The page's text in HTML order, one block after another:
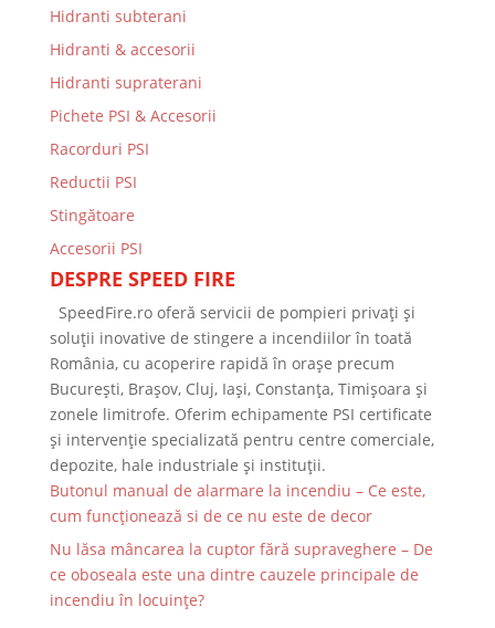
Hidranti subterani
Hidranti & accesorii
Hidranti supraterani
Pichete PSI & Accesorii
Racorduri PSI
Reductii PSI
Stingătoare
Accesorii PSI
DESPRE SPEED FIRE
SpeedFire.ro oferă servicii de pompieri privați și
soluții inovative de stingere a incendiilor în toată
România, cu acoperire rapidă în orașe precum
București, Brașov, Cluj, Iași, Constanța, Timișoara și
zonele limitrofe. Oferim echipamente PSI certificate
și intervenție specializată pentru centre comerciale,
depozite, hale industriale și instituții.
Butonul manual de alarmare la incendiu – Ce este,
cum funcționează si de ce nu este de decor
Nu lăsa mâncarea la cuptor fără supraveghere – De
ce oboseala este una dintre cauzele principale de
incendiu în locuințe?